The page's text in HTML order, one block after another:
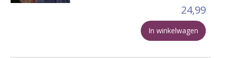
24,99
In winkelwagen